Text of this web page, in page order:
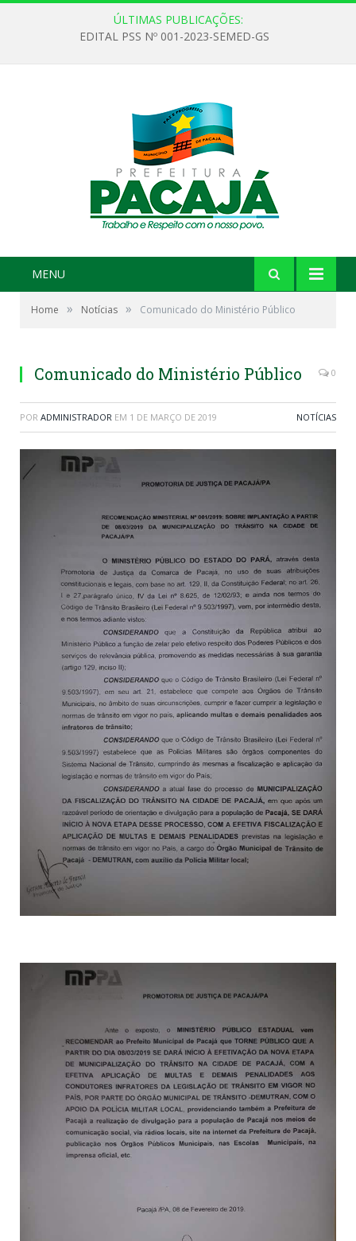
ÚLTIMAS PUBLICAÇÕES:
EDITAL PSS Nº 001-2023-SEMED-GS
MENU
Home » Notícias » Comunicado do Ministério Público
Comunicado do Ministério Público 0
POR ADMINISTRADOR EM 1 DE MARÇO DE 2019 NOTÍCIAS